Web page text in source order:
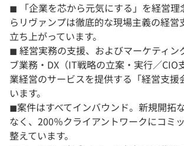
◼︎ 「企業を芯から元気にする」を経営理
らリヴァンプは徹底的な現場主義の経営
立ち上がっています。
◼︎ 経営実務の支援、およびマーケティン
ブ業務・DX（IT戦略の立案・実行／CIO
業経営のサービスを提供する「経営支援
います。
◼︎案件はすべてインバウンド。新規開拓
なく、200％クライアントワークにコミ
整えています。